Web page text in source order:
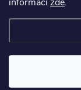
Copyright